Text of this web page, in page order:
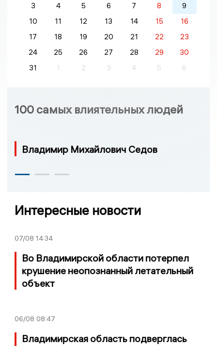
3
4 5 6 7 8
9
10
11 12 13 14 15
16
17
18 19 20 21 22
23
24
25 26 27 28 29
30
31
1 2 3 4 5 6
100 самых влиятельных людей
Владимир Михайлович Седов
Интересные новости
07/08 14:34
Во Владимирской области потерпел
крушение неопознанный летательный
объект
06/08 08:47
Владимирская область подверглась